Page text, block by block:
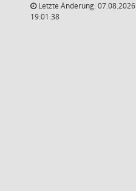
Letzte Änderung: 07.08.2026
19:01:38